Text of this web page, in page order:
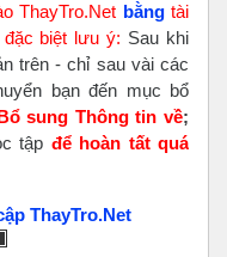
ThayTro.Net bằngtài
biệt lưu ý: Sau khi
trên - chỉ sau vài các
bạn đến mục bổ
sung Thông tin về;
tập để hoàn tấtquá
ThayTro.Net